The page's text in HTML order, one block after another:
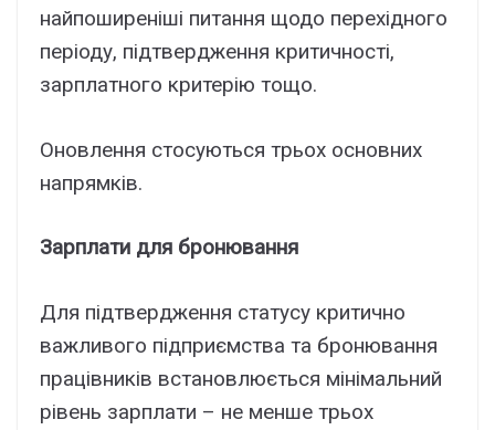
найпоширеніші питання щодо перехідного
періоду, підтвердження критичності,
зарплатного критерію тощо.
Оновлення стосуються трьох основних
напрямків.
Зарплати для бронювання
Для підтвердження статусу критично
важливого підприємства та бронювання
працівників встановлюється мінімальний
рівень зарплати – не менше трьох